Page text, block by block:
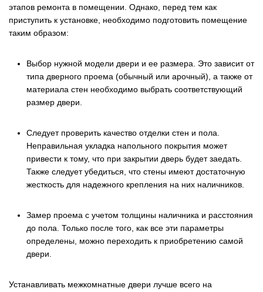
этапов ремонта в помещении. Однако, перед тем как
приступить к установке, необходимо подготовить помещение
таким образом:
Выбор нужной модели двери и ее размера. Это зависит от
типа дверного проема (обычный или арочный), а также от
материала стен необходимо выбрать соответствующий
размер двери.
Следует проверить качество отделки стен и пола.
Неправильная укладка напольного покрытия может
привести к тому, что при закрытии дверь будет заедать.
Также следует убедиться, что стены имеют достаточную
жесткость для надежного крепления на них наличников.
Замер проема с учетом толщины наличника и расстояния
до пола. Только после того, как все эти параметры
определены, можно переходить к приобретению самой
двери.
Устанавливать межкомнатные двери лучше всего на